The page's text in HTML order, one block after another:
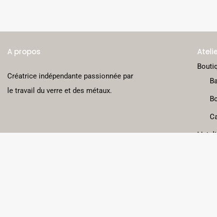
A propos
Créatrice indépendante passionnée par
le travail du verre et des métaux.